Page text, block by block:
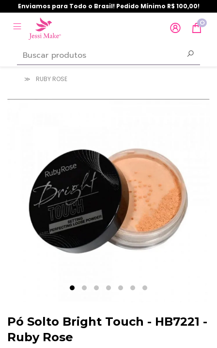
Enviamos para Todo o Brasil! Pedido Mínimo R$ 100,00!
0
RUBY ROSE
Pó Solto Bright Touch - HB7221 -
Ruby Rose